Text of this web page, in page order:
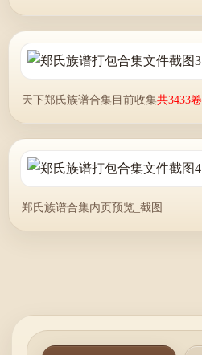
天下郑氏族谱合集目前收集共3433卷
郑氏族谱合集内页预览_截图